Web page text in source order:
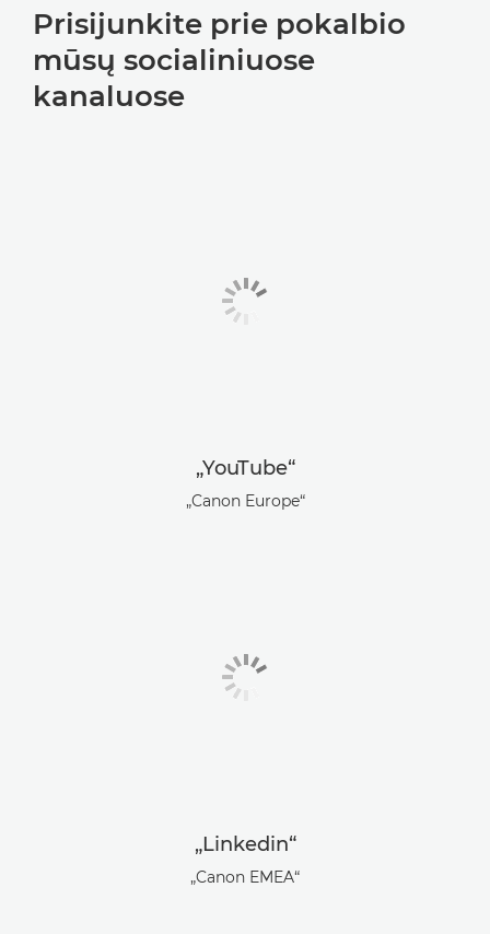
Prisijunkite prie pokalbio
mūsų socialiniuose
kanaluose
„YouTube“
„Canon Europe“
„Linkedin“
„Canon EMEA“